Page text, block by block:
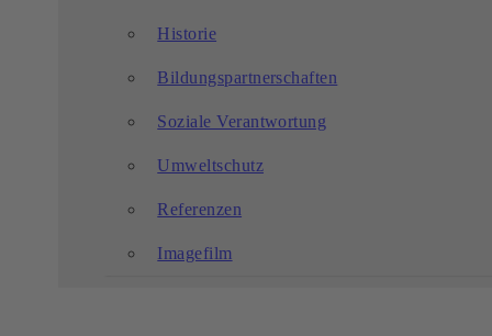
Historie
Bildungspartnerschaften
Soziale Verantwortung
Umweltschutz
Referenzen
Imagefilm